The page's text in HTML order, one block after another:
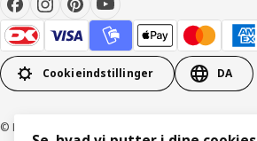
Cookieindstillinger DA
© Inter IKEA Systems B.V. 1999-2026